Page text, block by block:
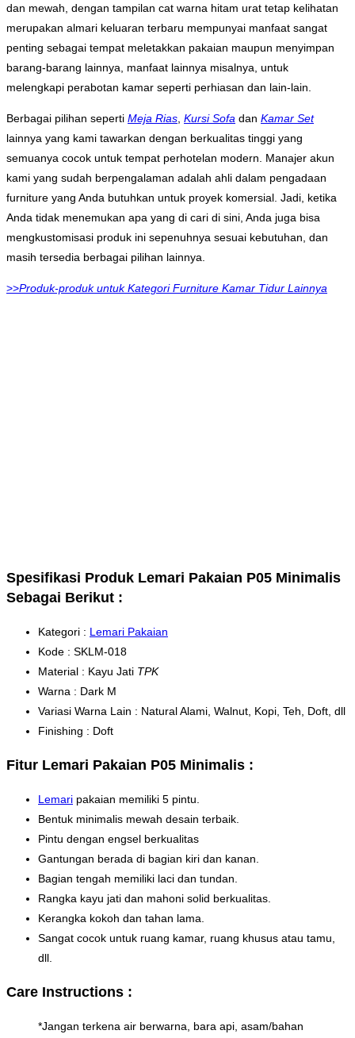
dan mewah, dengan tampilan cat warna hitam urat tetap kelihatan
merupakan almari keluaran terbaru mempunyai manfaat sangat
penting sebagai tempat meletakkan pakaian maupun menyimpan
barang-barang lainnya, manfaat lainnya misalnya, untuk
melengkapi perabotan kamar seperti perhiasan dan lain-lain.
Berbagai pilihan seperti Meja Rias Kursi Sofa dan Kamar Set
lainnya yang kami tawarkan dengan berkualitas tinggi yang
semuanya cocok untuk tempat perhotelan modern. Manajer akun
kami yang sudah berpengalaman adalah ahli dalam pengadaan
furniture yang Anda butuhkan untuk proyek komersial. Jadi, ketika
Anda tidak menemukan apa yang di cari di sini, Anda juga bisa
mengkustomisasi produk ini sepenuhnya sesuai kebutuhan, dan
masih tersedia berbagai pilihan lainnya.
>>Produk-produk untuk Kategori Furniture Kamar Tidur Lainnya
Spesifikasi Produk Lemari Pakaian P05 Minimalis
Sebagai Berikut :
Kategori : Lemari Pakaian
Kode : SKLM-018
Material : Kayu Jati TPK
Warna : Dark M
Variasi Warna Lain : Natural Alami, Walnut, Kopi, Teh, Doft, dll
Finishing : Doft
Fitur Lemari Pakaian P05 Minimalis :
Lemari pakaian memiliki 5 pintu.
Bentuk minimalis mewah desain terbaik.
Pintu dengan engsel berkualitas
Gantungan berada di bagian kiri dan kanan.
Bagian tengah memiliki laci dan tundan.
Rangka kayu jati dan mahoni solid berkualitas.
Kerangka kokoh dan tahan lama.
Sangat cocok untuk ruang kamar, ruang khusus atau tamu,
dll.
Care Instructions :
*Jangan terkena air berwarna, bara api, asam/bahan